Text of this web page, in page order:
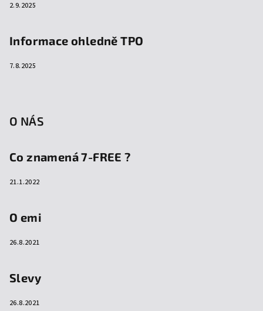
2.9.2025
Informace ohledně TPO
7.8.2025
O NÁS
Co znamená 7-FREE ?
21.1.2022
O emi
26.8.2021
Slevy
26.8.2021